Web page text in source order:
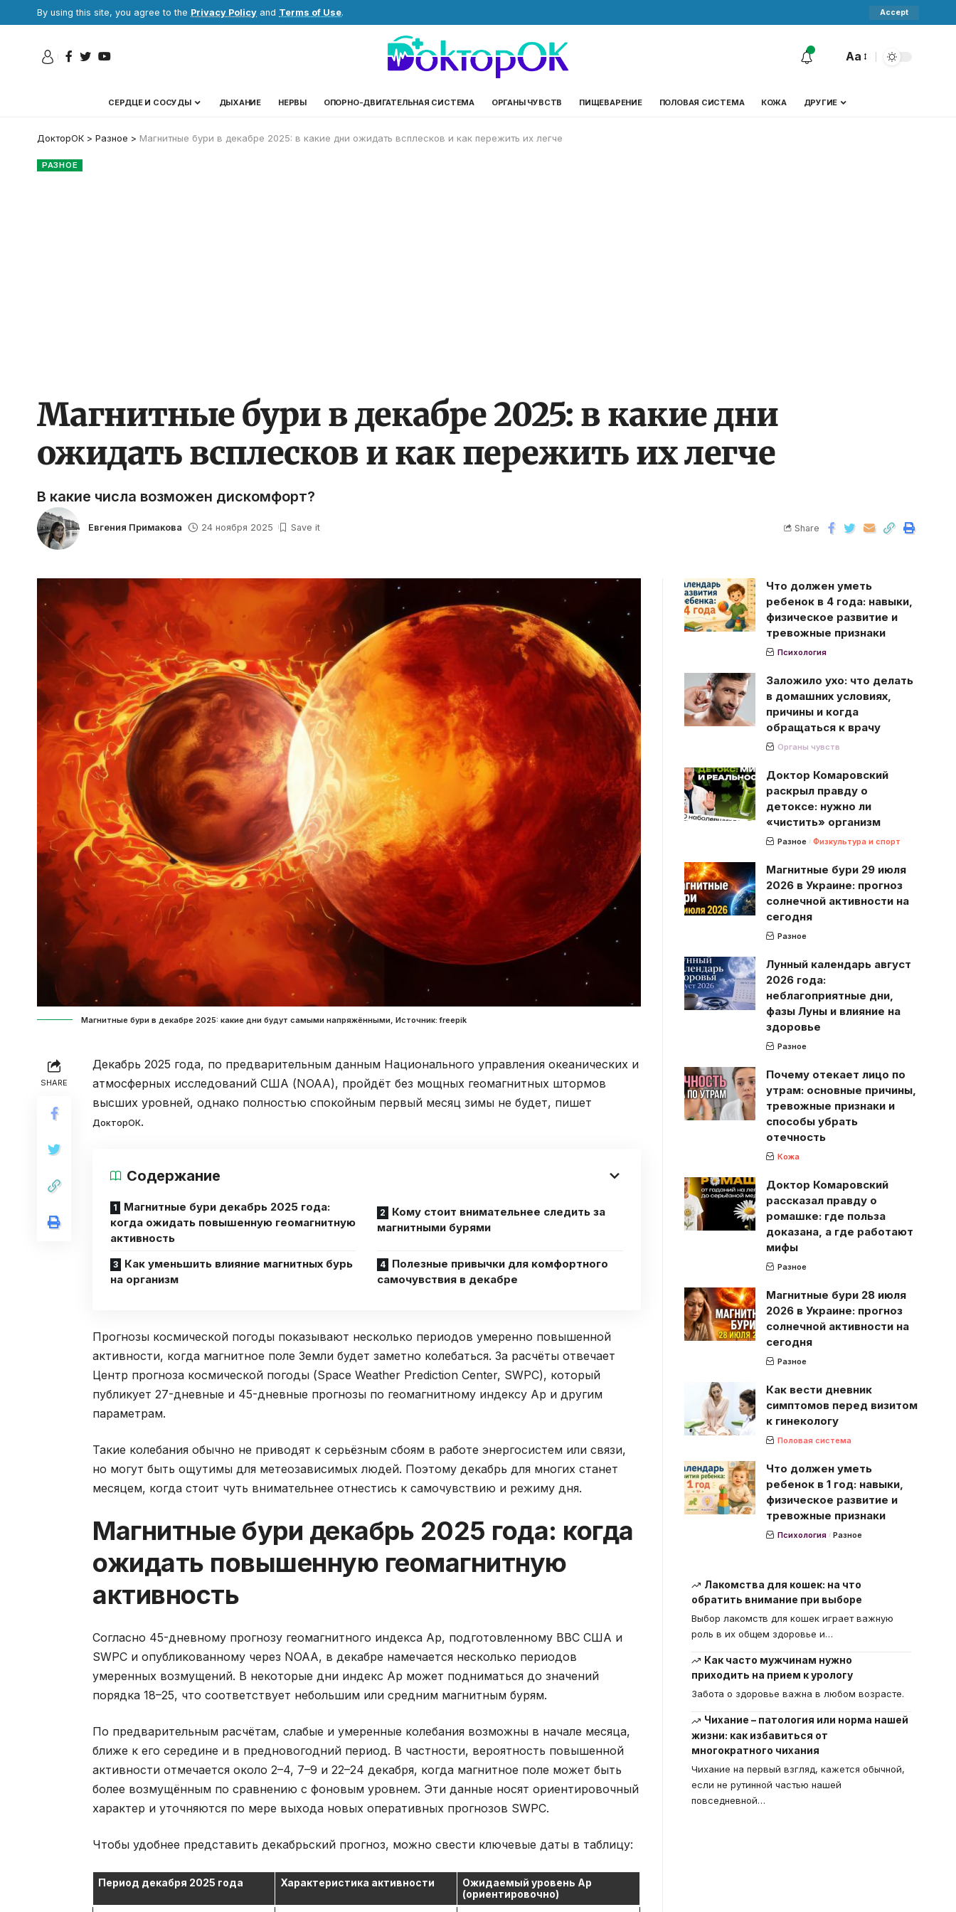
By using this site, you agree to the Privacy Policy and Terms of Use. Accept
Aa
СЕРДЦЕ И СОСУДЫ ДЫХАНИЕ НЕРВЫ ОПОРНО-ДВИГАТЕЛЬНАЯ СИСТЕМА ОРГАНЫ ЧУВСТВ ПИЩЕВАРЕНИЕ ПОЛОВАЯ СИСТЕМА КОЖА ДРУГИЕ
ДокторОК > Разное > Магнитные бури в декабре 2025: в какие дни ожидать всплесков и как пережить их легче
РАЗНОЕ
Магнитные бури в декабре 2025: в какие дни
ожидать всплесков и как пережить их легче
В какие числа возможен дискомфорт?
Евгения Примакова 24 ноября 2025 Share
Магнитные бури в декабре 2025: какие дни будут самыми напряжёнными, Источник: freepik
SHARE
Декабрь 2025 года, по предварительным данным Национального управления океанических и
атмосферных исследований США (NOAA), пройдёт без мощных геомагнитных штормов
высших уровней, однако полностью спокойным первый месяц зимы не будет, пишет
ДокторОК.
Содержание
Магнитные бури декабрь 2025 года:
когда ожидать повышенную геомагнитную
активность
Кому стоит внимательнее следить за
магнитными бурями
Как уменьшить влияние магнитных бурь
на организм
Полезные привычки для комфортного
самочувствия в декабре
Прогнозы космической погоды показывают несколько периодов умеренно повышенной
активности, когда магнитное поле Земли будет заметно колебаться. За расчёты отвечает
Центр прогноза космической погоды (Space Weather Prediction Center, SWPC), который
публикует 27-дневные и 45-дневные прогнозы по геомагнитному индексу Ap и другим
параметрам.
Такие колебания обычно не приводят к серьёзным сбоям в работе энергосистем или связи,
но могут быть ощутимы для метеозависимых людей. Поэтому декабрь для многих станет
месяцем, когда стоит чуть внимательнее отнестись к самочувствию и режиму дня.
Магнитные бури декабрь 2025 года: когда
ожидать повышенную геомагнитную
активность
Согласно 45-дневному прогнозу геомагнитного индекса Ap, подготовленному ВВС США и
SWPC и опубликованному через NOAA, в декабре намечается несколько периодов
умеренных возмущений. В некоторые дни индекс Ap может подниматься до значений
порядка 18–25, что соответствует небольшим или средним магнитным бурям.
По предварительным расчётам, слабые и умеренные колебания возможны в начале месяца,
ближе к его середине и в предновогодний период. В частности, вероятность повышенной
активности отмечается около 2–4, 7–9 и 22–24 декабря, когда магнитное поле может быть
более возмущённым по сравнению с фоновым уровнем. Эти данные носят ориентировочный
характер и уточняются по мере выхода новых оперативных прогнозов SWPC.
Чтобы удобнее представить декабрьский прогноз, можно свести ключевые даты в таблицу:
Период декабря 2025 года Характеристика активности
Ожидаемый уровень Ap
(ориентировочно)
Что должен уметь
ребенок в 4 года: навыки,
физическое развитие и
тревожные признаки
Психология
Заложило ухо: что делать
в домашних условиях,
причины и когда
обращаться к врачу
Органы чувств
Доктор Комаровский
раскрыл правду о
детоксе: нужно ли
«чистить» организм
Разное Физкультура и спорт
Магнитные бури 29 июля
2026 в Украине: прогноз
солнечной активности на
сегодня
Разное
Лунный календарь август
2026 года:
неблагоприятные дни,
фазы Луны и влияние на
здоровье
Разное
Почему отекает лицо по
утрам: основные причины,
тревожные признаки и
способы убрать
отечность
Кожа
Доктор Комаровский
рассказал правду о
ромашке: где польза
доказана, а где работают
мифы
Разное
Магнитные бури 28 июля
2026 в Украине: прогноз
солнечной активности на
сегодня
Разное
Как вести дневник
симптомов перед визитом
к гинекологу
Половая система
Что должен уметь
ребенок в 1 год: навыки,
физическое развитие и
тревожные признаки
Психология Разное
Лакомства для кошек: на что
обратить внимание при выборе
Выбор лакомств для кошек играет важную
роль в их общем здоровье и…
Как часто мужчинам нужно
приходить на прием к урологу
Забота о здоровье важна в любом возрасте.
Чихание – патология или норма нашей
жизни: как избавиться от
многократного чихания
Чихание на первый взгляд, кажется обычной,
если не рутинной частью нашей
повседневной…